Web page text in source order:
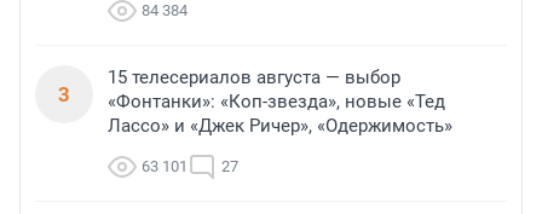
84 384
3
15 телесериалов августа — выбор
«Фонтанки»: «Коп-звезда», новые «Тед
Лассо» и «Джек Ричер», «Одержимость»
63 101 27